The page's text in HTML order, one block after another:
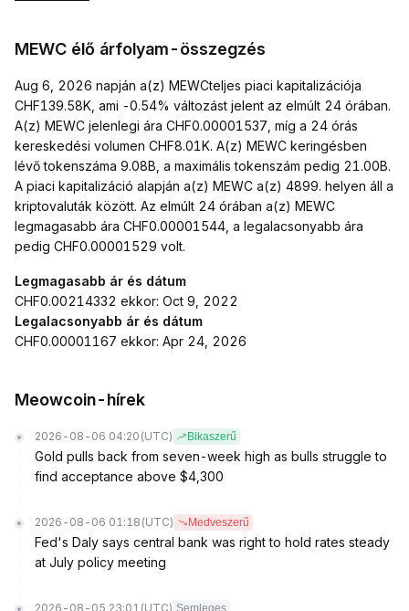
MEWC élő árfolyam-összegzés
Aug 6, 2026 napján a(z) MEWCteljes piaci kapitalizációja
CHF139.58K, ami -0.54% változást jelent az elmúlt 24 órában.
A(z) MEWC jelenlegi ára CHF0.00001537, míg a 24 órás
kereskedési volumen CHF8.01K. A(z) MEWC keringésben
lévő tokenszáma 9.08B, a maximális tokenszám pedig 21.00B.
A piaci kapitalizáció alapján a(z) MEWC a(z) 4899. helyen áll a
kriptovaluták között. Az elmúlt 24 órában a(z) MEWC
legmagasabb ára CHF0.00001544, a legalacsonyabb ára
pedig CHF0.00001529 volt.
Legmagasabb ár és dátum
CHF0.00214332 ekkor: Oct 9, 2022
Legalacsonyabb ár és dátum
CHF0.00001167 ekkor: Apr 24, 2026
Meowcoin-hírek
2026-08-06 04:20 (UTC) Bikaszerű
Gold pulls back from seven-week high as bulls struggle to
find acceptance above $4,300
2026-08-06 01:18 (UTC) Medveszerű
Fed's Daly says central bank was right to hold rates steady
at July policy meeting
2026-08-05 23:01 (UTC) Semleges